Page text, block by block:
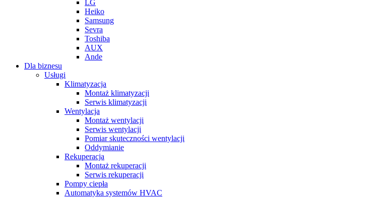
LG
Heiko
Samsung
Sevra
Toshiba
AUX
Ande
Dla biznesu
Usługi
Klimatyzacja
Montaż klimatyzacji
Serwis klimatyzacji
Wentylacja
Montaż wentylacji
Serwis wentylacji
Pomiar skuteczności wentylacji
Oddymianie
Rekuperacja
Montaż rekuperacji
Serwis rekuperacji
Pompy ciepła
Automatyka systemów HVAC